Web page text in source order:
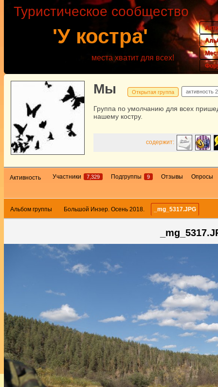
'У костра'
Туристическое сообщество
места хватит для всех!
Мы Открытая группа активность
Группа по умолчанию для всех
нашему костру.
содержит:
Активность Участники 7,329 Подгруппы 9 Отзывы Опросы
Альбом группы Большой Инзер. Осень 2018. _mg_5317.JPG